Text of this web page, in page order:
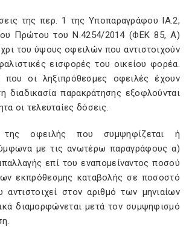
της περ. 1 της Υποπαραγράφου ΙΑ.2,
Πρώτου του Ν.4254/2014 (ΦΕΚ 85, Α)
του ύψους οφειλών που αντιστοιχούν
εισφορές του οικείου φορέα.
που οι ληξιπρόθεσμες οφειλές έχουν
διαδικασία παρακράτησης εξοφλούνται
οι τελευταίες δόσεις.
οφειλής που συμψηφίζεται ή
με τις ανωτέρω παραγράφους α)
επί του εναπομείναντος ποσού
εκπρόθεσμης καταβολής σε ποσοστό
στον αριθμό των μηνιαίων
διαμορφώνεται μετά τον συμψηφισμό